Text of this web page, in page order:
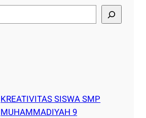
KREATIVITAS SISWA SMP
MUHAMMADIYAH 9